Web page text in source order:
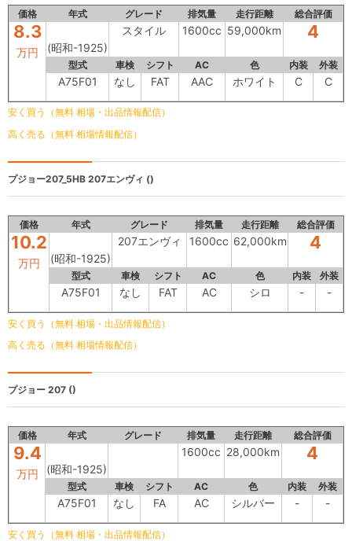
価格 年式 グレード 排気量 走行距離 総合評価
8.3
万円 (昭和-1925)
スタイル 1600cc 59,000km 4
型式 車検 シフト AC 色 内装 外装
A75F01 なし FAT AAC ホワイト C C
安く買う（無料 相場・出品情報配信）
高く売る（無料 相場情報配信）
プジョー207_5HB 207エンヴィ ()
価格 年式 グレード 排気量 走行距離 総合評価
10.2
万円 (昭和-1925)
207エンヴィ 1600cc 62,000km 4
型式 車検 シフト AC 色 内装 外装
A75F01 なし FAT AC シロ - -
安く買う（無料 相場・出品情報配信）
高く売る（無料 相場情報配信）
プジョー 207 ()
価格 年式 グレード 排気量 走行距離 総合評価
9.4
万円 (昭和-1925)
1600cc 28,000km 4
型式 車検 シフト AC 色 内装 外装
A75F01 なし FA AC シルバー - -
安く買う（無料 相場・出品情報配信）